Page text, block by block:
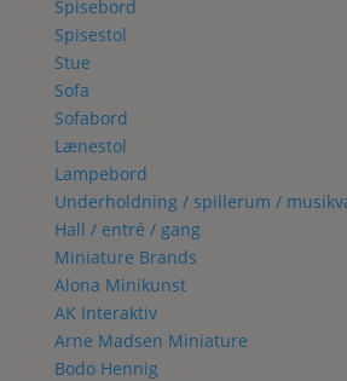
Spisebord
Spisestol
Stue
Sofa
Sofabord
Lænestol
Lampebord
Underholdning / spillerum /
Hall / entré / gang
Miniature Brands
Alona Minikunst
AK Interaktiv
Arne Madsen Miniature
Bodo Hennig